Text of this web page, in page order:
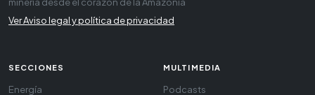
Ver Aviso legal y política de privacidad
SECCIONES
Energía
MULTIMEDIA
Podcasts